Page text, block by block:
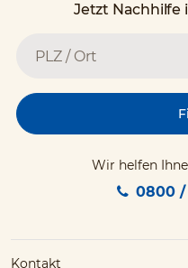
Jetzt Nachhilfe
Wir helfen
0800 /
Kontakt